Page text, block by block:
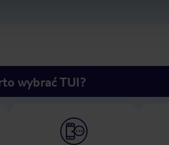
wybrać TUI?